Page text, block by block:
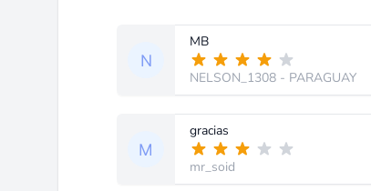
MB
NELSON_1308 - PARAGUAY
gracias
mr_soid